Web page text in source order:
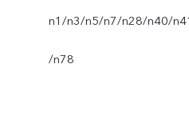
n1/n3/n5/n7/n28/n40/
/n78